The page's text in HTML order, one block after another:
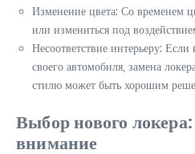
Изменение цвета: Со временем
или измениться под
Несоответствие интерьеру:
своего автомобиля‚ замена
стилю может быть хорошим
Выбор нового
внимание